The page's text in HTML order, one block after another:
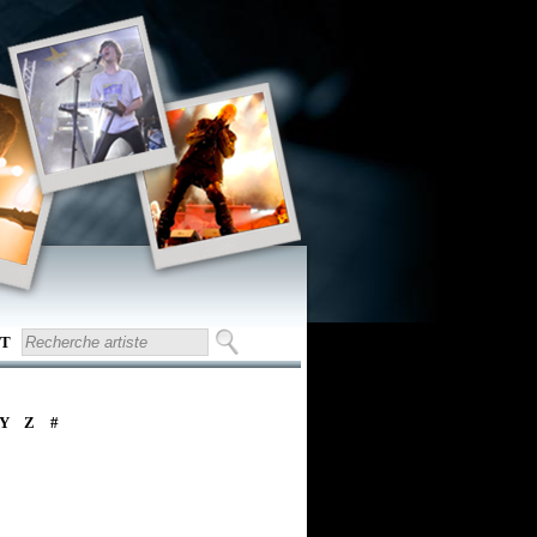
Y Z #